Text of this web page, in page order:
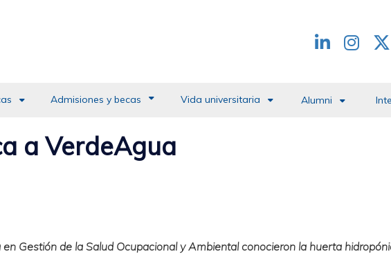
Redes
Admisiones y becas Vida universitaria Alumni
a VerdeAgua
Gestión de la Salud Ocupacional y Ambiental conocieron la huerta